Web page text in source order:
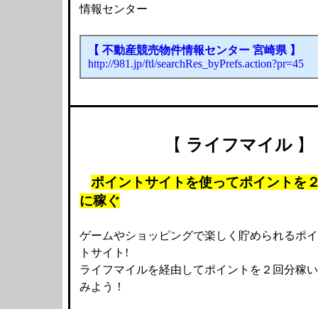
情報センター
【 不動産競売物件情報センター 宮崎県 】
http://981.jp/ftl/searchRes_byPrefs.action?pr=45
【 ライフマイル】
ポイントサイトを使ってポイントを
に稼ぐ
ゲームやショッピングで楽しく貯められるポ
トサイト!
ライフマイルを経由してポイントを２回分稼
みよう！